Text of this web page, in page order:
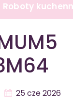
Roboty
25 cze 2026